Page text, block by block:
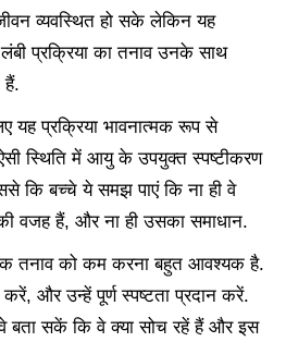
व्यवस्थित हो सके लेकिन यह
प्रक्रिया का तनाव उनके साथ
यह प्रक्रिया भावनात्मक रूप से
स्थिति में आयु के उपयुक्त स्पष्टीकरण
कि बच्चे ये समझ पाएं कि ना ही वे
वजह हैं, और ना ही उसका समाधान.
तनाव को कम करना बहुत आवश्यक है.
और उन्हें पूर्ण स्पष्टता प्रदान करें.
वे बता सकें कि वे क्या सोच रहें हैं और इस